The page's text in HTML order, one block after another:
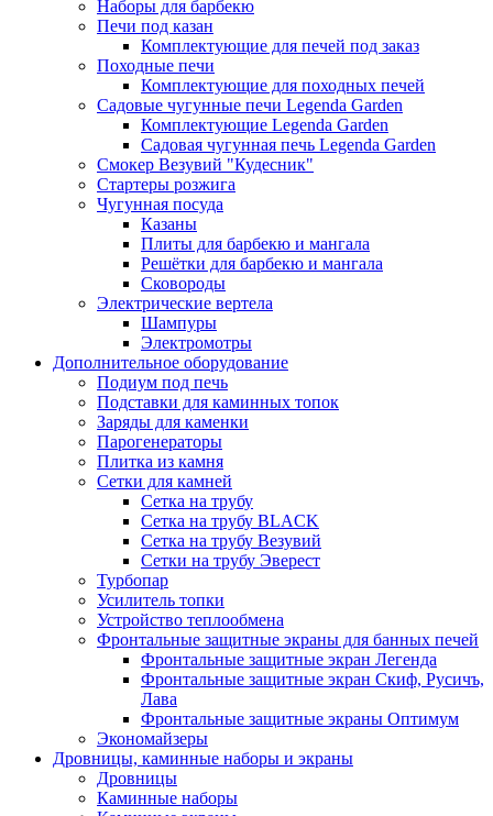
Наборы для барбекю
Печи под казан
Комплектующие для печей под заказ
Походные печи
Комплектующие для походных печей
Садовые чугунные печи Legenda Garden
Комплектующие Legenda Garden
Садовая чугунная печь Legenda Garden
Смокер Везувий "Кудесник"
Стартеры розжига
Чугунная посуда
Казаны
Плиты для барбекю и мангала
Решётки для барбекю и мангала
Сковороды
Электрические вертела
Шампуры
Электромотры
Дополнительное оборудование
Подиум под печь
Подставки для каминных топок
Заряды для каменки
Парогенераторы
Плитка из камня
Сетки для камней
Сетка на трубу
Сетка на трубу BLACK
Сетка на трубу Везувий
Сетки на трубу Эверест
Турбопар
Усилитель топки
Устройство теплообмена
Фронтальные защитные экраны для банных печей
Фронтальные защитные экран Легенда
Фронтальные защитные экран Скиф, Русичъ,
Лава
Фронтальные защитные экраны Оптимум
Экономайзеры
Дровницы, каминные наборы и экраны
Дровницы
Каминные наборы